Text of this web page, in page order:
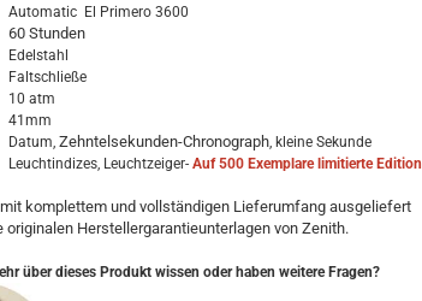
Automatic El Primero 3600
60 Stunden
Edelstahl
Faltschließe
10 atm
41mm
Datum, Zehntelsekunden-Chronograph, kleine Sekunde
Leuchtindizes, Leuchtzeiger- Auf 500 Exemplare limitierte Edition
komplettem und vollständigen Lieferumfang ausgeliefert
originalen Herstellergarantieunterlagen von Zenith.
über dieses Produkt wissen oder haben weitere Fragen?